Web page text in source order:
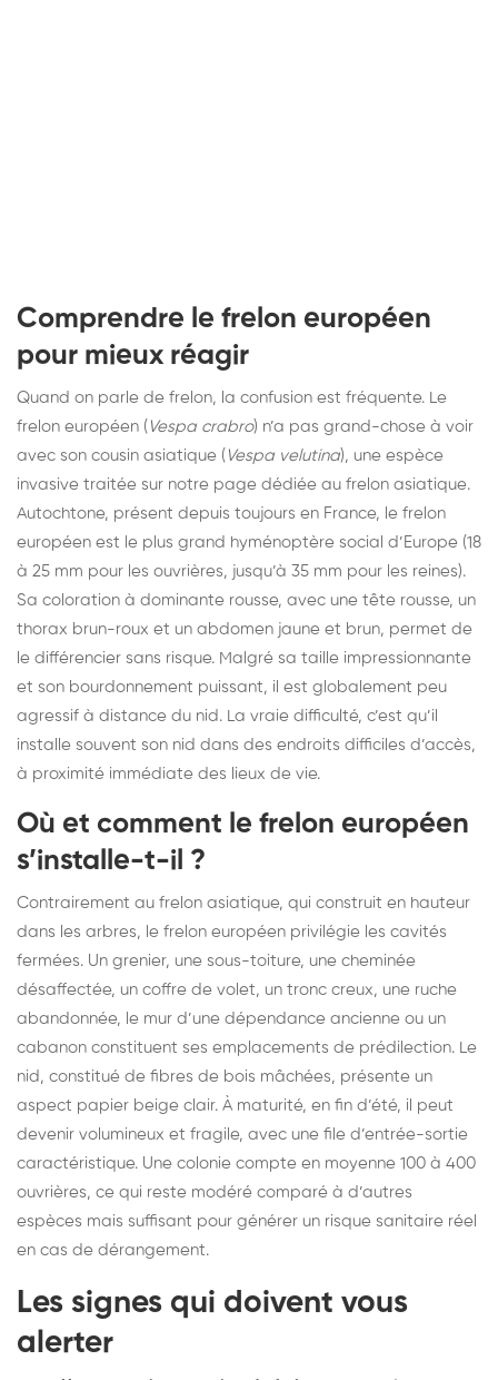
Comprendre le frelon européen
pour mieux réagir
Quand on parle de frelon, la confusion est fréquente. Le
frelon européen ( Vespa crabro) n’a pas grand-chose à voir
avec son cousin asiatique ( Vespa velutina), une espèce
invasive traitée sur notre page dédiée au frelon asiatique.
Autochtone, présent depuis toujours en France, le frelon
européen est le plus grand hyménoptère social d’Europe (18
à 25 mm pour les ouvrières, jusqu’à 35 mm pour les reines).
Sa coloration à dominante rousse, avec une tête rousse, un
thorax brun-roux et un abdomen jaune et brun, permet de
le différencier sans risque. Malgré sa taille impressionnante
et son bourdonnement puissant, il est globalement peu
agressif à distance du nid. La vraie difficulté, c’est qu’il
installe souvent son nid dans des endroits difficiles d’accès,
à proximité immédiate des lieux de vie.
Où et comment le frelon européen
s’installe-t-il ?
Contrairement au frelon asiatique, qui construit en hauteur
dans les arbres, le frelon européen privilégie les cavités
fermées. Un grenier, une sous-toiture, une cheminée
désaffectée, un coffre de volet, un tronc creux, une ruche
abandonnée, le mur d’une dépendance ancienne ou un
cabanon constituent ses emplacements de prédilection. Le
nid, constitué de fibres de bois mâchées, présente un
aspect papier beige clair. À maturité, en fin d’été, il peut
devenir volumineux et fragile, avec une file d’entrée-sortie
caractéristique. Une colonie compte en moyenne 100 à 400
ouvrières, ce qui reste modéré comparé à d’autres
espèces mais suffisant pour générer un risque sanitaire réel
en cas de dérangement.
Les signes qui doivent vous
alerter